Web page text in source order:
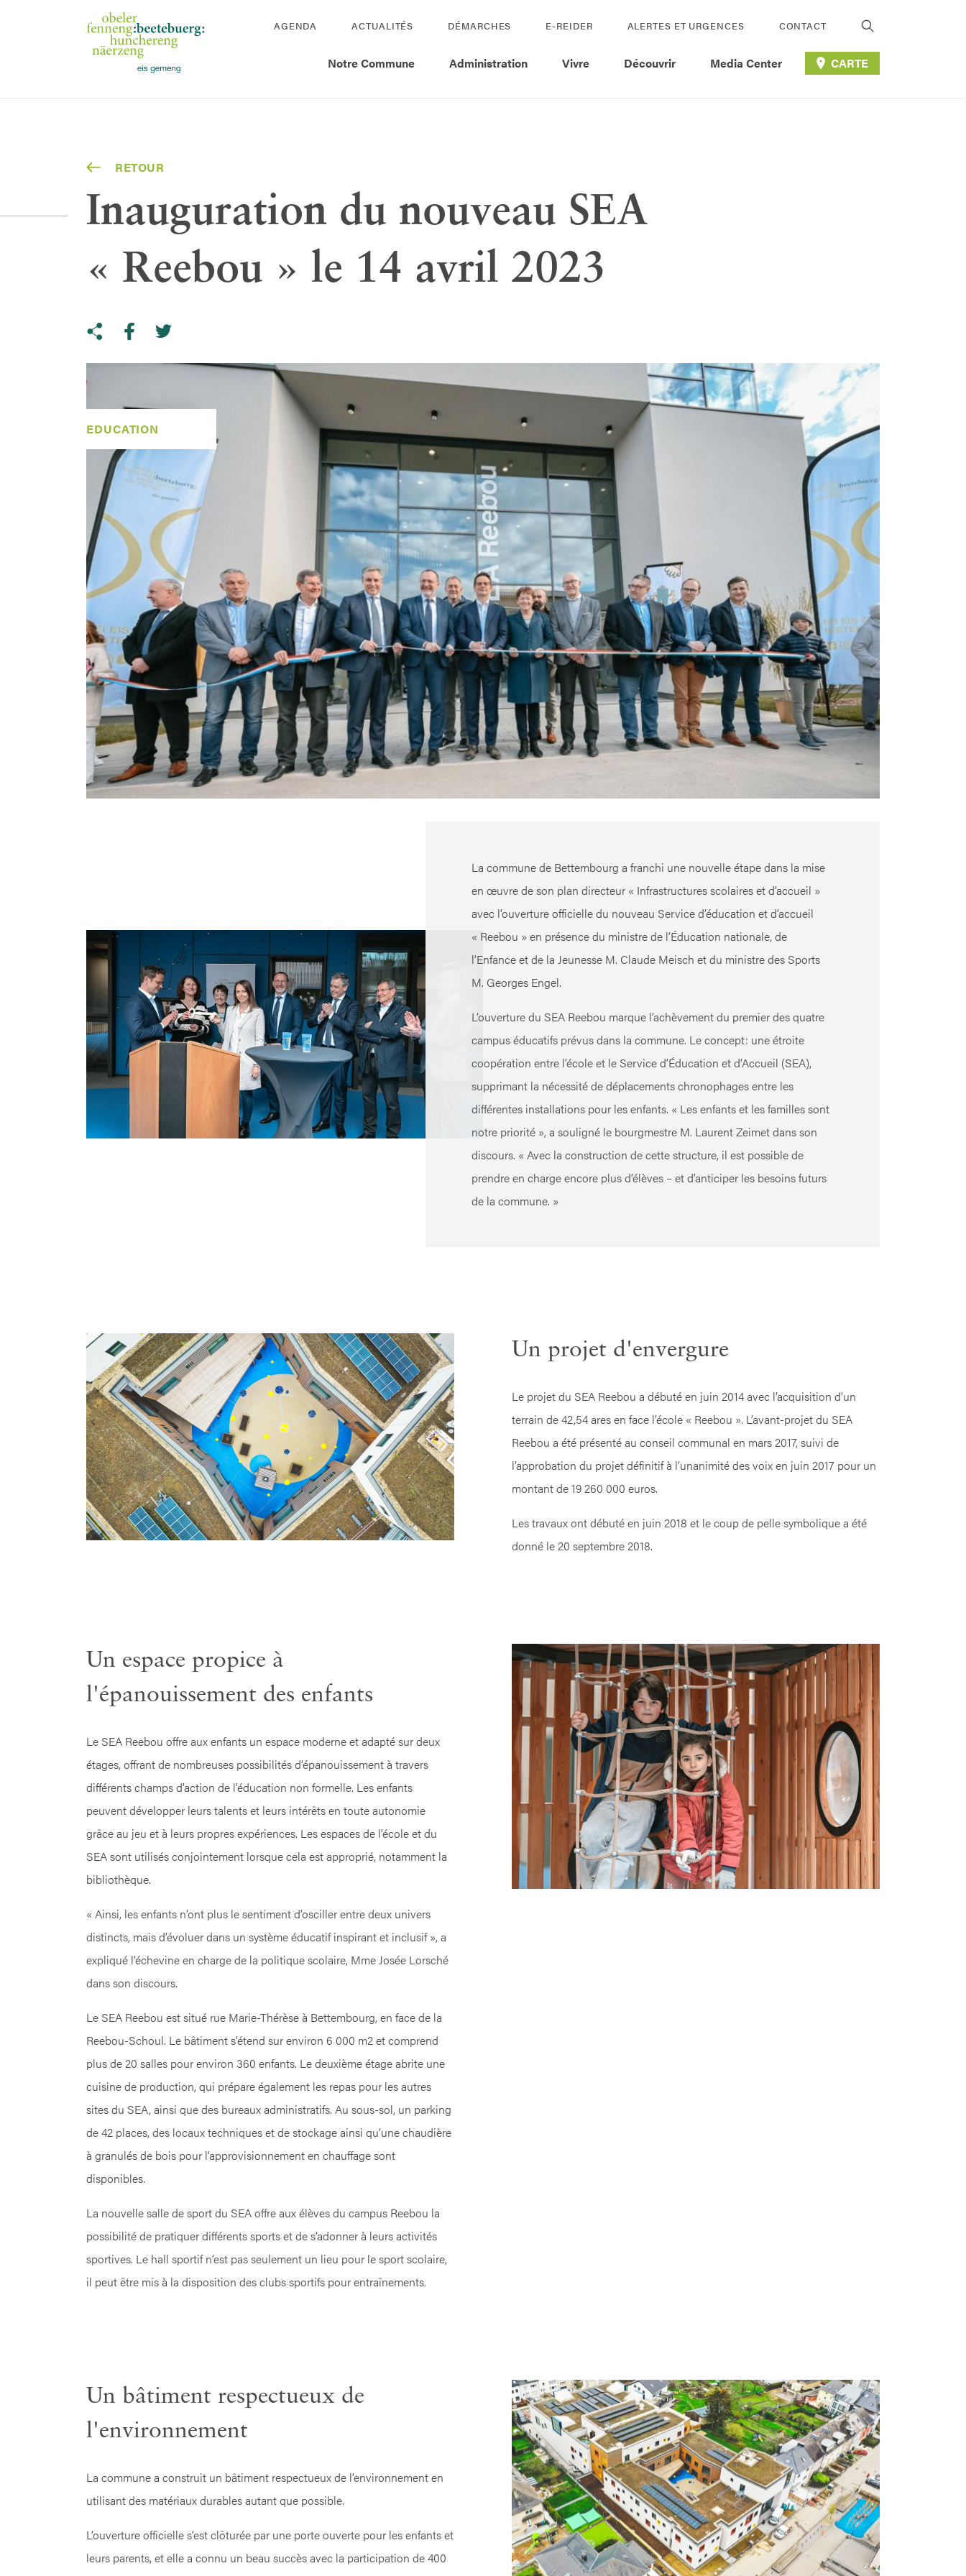
AGENDA ACTUALITÉS DÉMARCHES E-REIDER ALERTES ET URGENCES CONTACT
Notre Commune Administration Vivre Découvrir Media Center CARTE
RETOUR
Inauguration du nouveau SEA
« Reebou » le 14 avril 2023
Share on facebook
EDUCATION
La commune de Bettembourg a franchi une nouvelle étape dans la mise
en œuvre de son plan directeur « Infrastructures scolaires et d’accueil »
avec l’ouverture officielle du nouveau Service d’éducation et d’accueil
« Reebou » en présence du ministre de l’Éducation nationale, de
l’Enfance et de la Jeunesse M. Claude Meisch et du ministre des Sports
M. Georges Engel.
L’ouverture du SEA Reebou marque l’achèvement du premier des quatre
campus éducatifs prévus dans la commune. Le concept: une étroite
coopération entre l’école et le Service d’Éducation et d’Accueil (SEA),
supprimant la nécessité de déplacements chronophages entre les
différentes installations pour les enfants. « Les enfants et les familles sont
notre priorité », a souligné le bourgmestre M. Laurent Zeimet dans son
discours. « Avec la construction de cette structure, il est possible de
prendre en charge encore plus d’élèves – et d’anticiper les besoins futurs
de la commune. »
Un projet d'envergure
Le projet du SEA Reebou a débuté en juin 2014 avec l’acquisition d’un
terrain de 42,54 ares en face l’école « Reebou ». L’avant-projet du SEA
Reebou a été présenté au conseil communal en mars 2017, suivi de
l’approbation du projet définitif à l’unanimité des voix en juin 2017 pour un
montant de 19 260 000 euros.
Les travaux ont débuté en juin 2018 et le coup de pelle symbolique a été
donné le 20 septembre 2018.
Un espace propice à
l'épanouissement des enfants
Le SEA Reebou offre aux enfants un espace moderne et adapté sur deux
étages, offrant de nombreuses possibilités d’épanouissement à travers
différents champs d’action de l’éducation non formelle. Les enfants
peuvent développer leurs talents et leurs intérêts en toute autonomie
grâce au jeu et à leurs propres expériences. Les espaces de l’école et du
SEA sont utilisés conjointement lorsque cela est approprié, notamment la
bibliothèque.
« Ainsi, les enfants n’ont plus le sentiment d’osciller entre deux univers
distincts, mais d’évoluer dans un système éducatif inspirant et inclusif », a
expliqué l’échevine en charge de la politique scolaire, Mme Josée Lorsché
dans son discours.
Le SEA Reebou est situé rue Marie-Thérèse à Bettembourg, en face de la
Reebou-Schoul. Le bâtiment s’étend sur environ 6 000 m2 et comprend
plus de 20 salles pour environ 360 enfants. Le deuxième étage abrite une
cuisine de production, qui prépare également les repas pour les autres
sites du SEA, ainsi que des bureaux administratifs. Au sous-sol, un parking
de 42 places, des locaux techniques et de stockage ainsi qu’une chaudière
à granulés de bois pour l’approvisionnement en chauffage sont
disponibles.
La nouvelle salle de sport du SEA offre aux élèves du campus Reebou la
possibilité de pratiquer différents sports et de s’adonner à leurs activités
sportives. Le hall sportif n’est pas seulement un lieu pour le sport scolaire,
il peut être mis à la disposition des clubs sportifs pour entraînements.
Un bâtiment respectueux de
l'environnement
La commune a construit un bâtiment respectueux de l’environnement en
utilisant des matériaux durables autant que possible.
L’ouverture officielle s’est clôturée par une porte ouverte pour les enfants et
leurs parents, et elle a connu un beau succès avec la participation de 400